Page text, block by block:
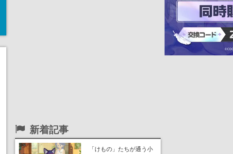
新着記事
「けもの」たちが通う小